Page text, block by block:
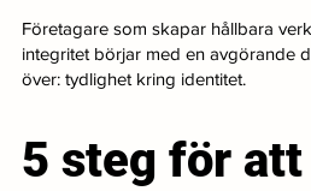
Företagare som skapar hållbara
integritet börjar med en avgörande
över: tydlighet kring identitet.
5 steg för att